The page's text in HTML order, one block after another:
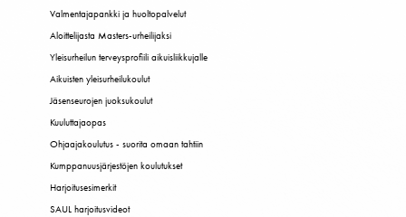
Valmentajapankki ja huoltopalvelut
Aloittelijasta Masters-urheilijaksi
Yleisurheilun terveysprofiili aikuisliikkujalle
Aikuisten yleisurheilukoulut
Jäsenseurojen juoksukoulut
Kuuluttajaopas
Ohjaajakoulutus - suorita omaan tahtiin
Kumppanuusjärjestöjen koulutukset
Harjoitusesimerkit
SAUL harjoitusvideot